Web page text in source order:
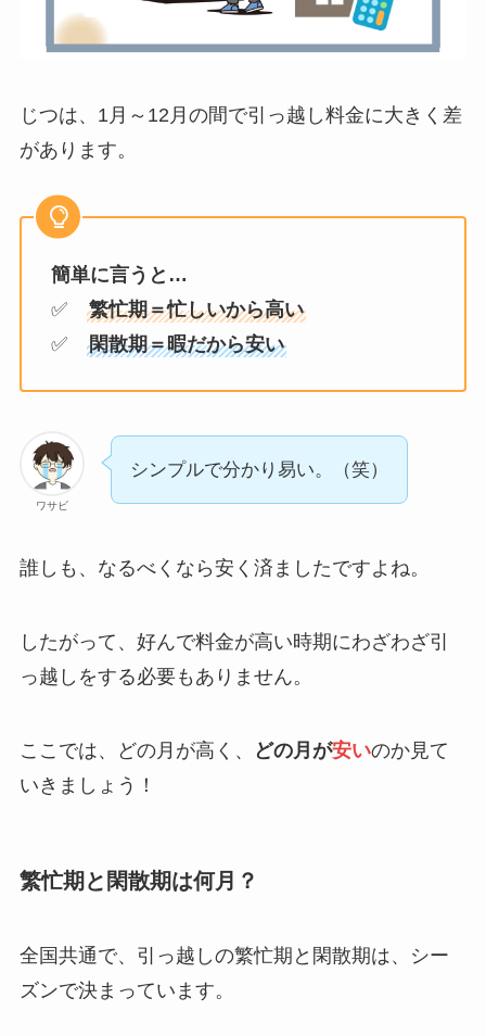
じつは、1月～12月の間で引っ越し料金に大きく差
があります。
簡単に言うと…
✅ 繁忙期＝忙しいから高い
✅ 閑散期＝暇だから安い
ワサビ
シンプルで分かり易い。（笑）
誰しも、なるべくなら安く済ましたですよね。
したがって、好んで料金が高い時期にわざわざ引
っ越しをする必要もありません。
ここでは、どの月が高く、 どの月が安いのか見て
いきましょう！
繁忙期と閑散期は何月？
全国共通で、引っ越しの繁忙期と閑散期は、シー
ズンで決まっています。